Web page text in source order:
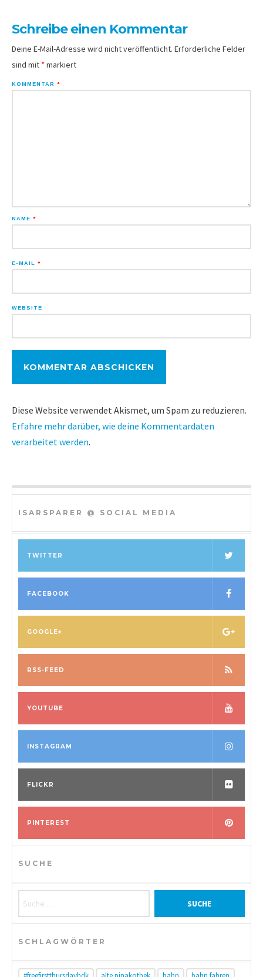
Schreibe einen Kommentar
Deine E-Mail-Adresse wird nicht veröffentlicht. Erforderliche Felder
sind mit * markiert
KOMMENTAR *
NAME *
E-MAIL *
WEBSITE
Diese Website verwendet Akismet, um Spam zu reduzieren.
Erfahre mehr darüber, wie deine Kommentardaten
verarbeitet werden.
ISARSPARER @ SOCIAL MEDIA
TWITTER
FACEBOOK
GOOGLE+
RSS-FEED
YOUTUBE
INSTAGRAM
FLICKR
PINTEREST
SUCHE
SCHLAGWÖRTER